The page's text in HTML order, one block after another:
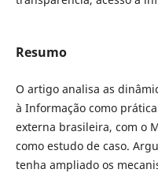
Resumo
O artigo analisa as
à Informação como
externa brasileira, com o
como estudo de caso.
tenha ampliado os